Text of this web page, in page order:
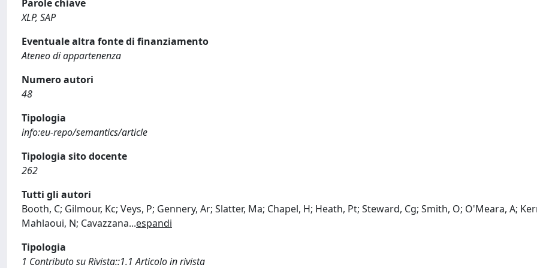
Parole chiave
XLP, SAP
Eventuale altra fonte di finanziamento
Ateneo di appartenenza
Numero autori
48
Tipologia
info:eu-repo/semantics/article
Tipologia sito docente
262
Tutti gli autori
Booth, C; Gilmour, Kc; Veys, P; Gennery, Ar; Slatter, Ma; Chapel, H; Heath, Pt; Steward, Cg; Smith, O; O'Meara, A;
Mahlaoui, N; Cavazzana...espandi
Tipologia
1 Contributo su Rivista::1.1 Articolo in rivista